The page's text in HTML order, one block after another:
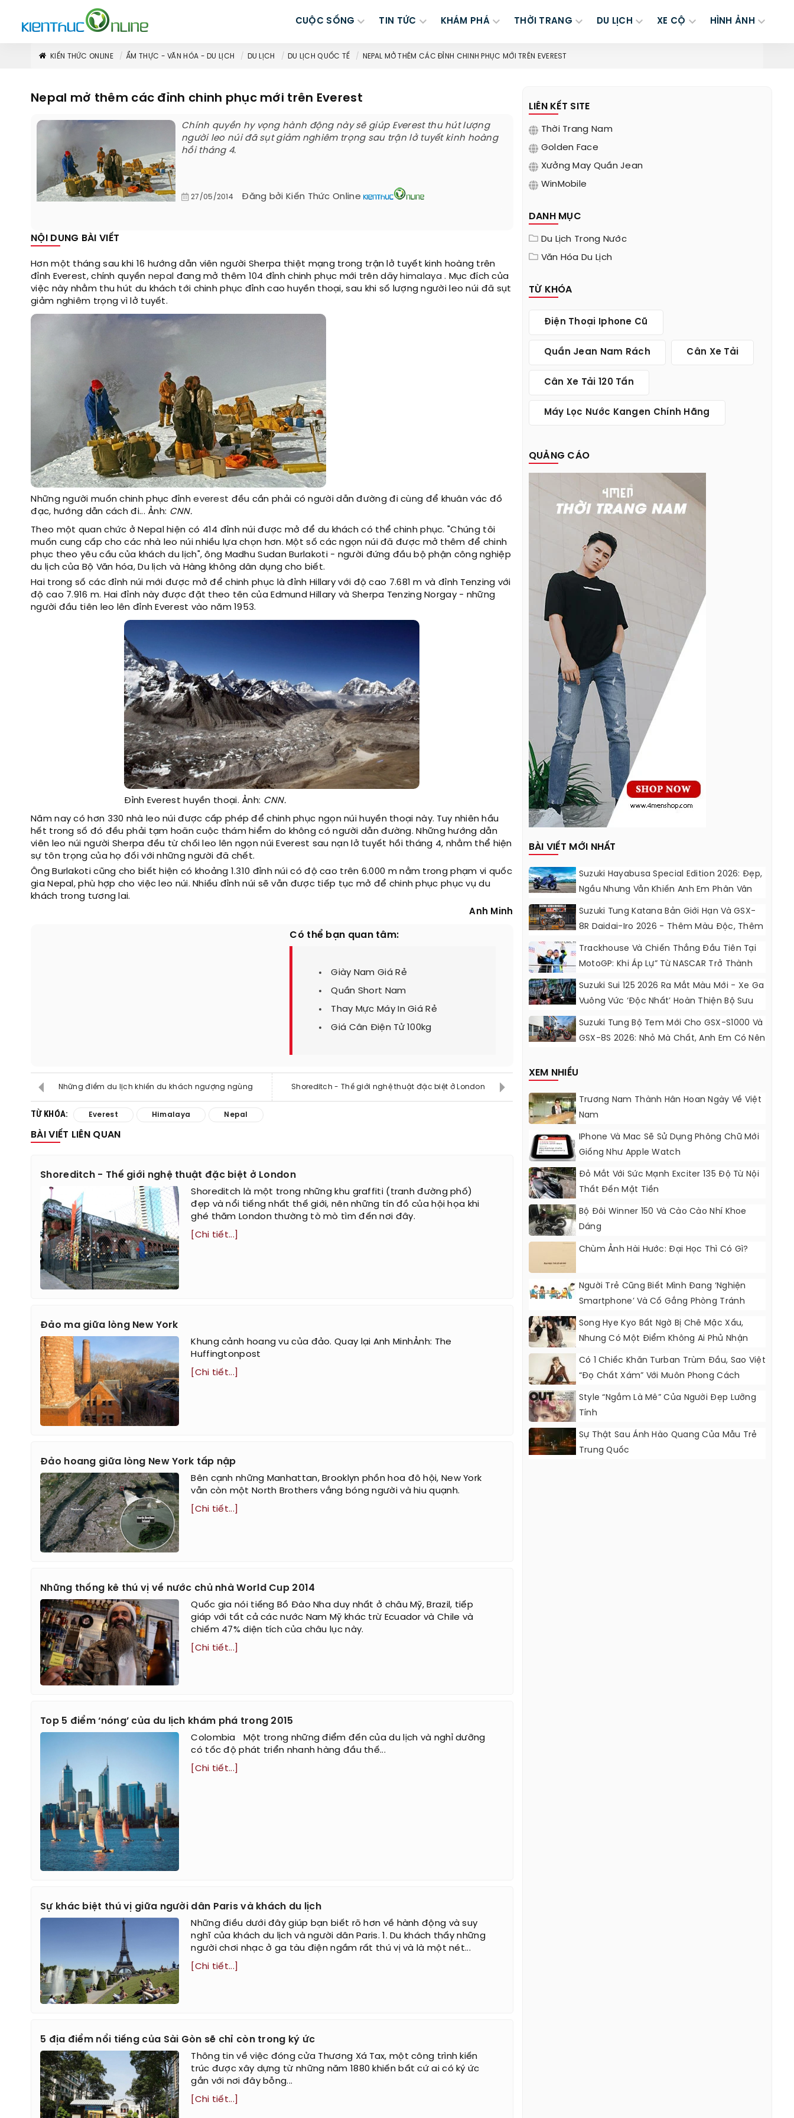
CUỘC SỐNG TIN TỨC KHÁM PHÁ THỜI TRANG DU LỊCH XE CỘ HÌNH ẢNH
KIẾN THỨC ONLINE ẨM THỰC - VĂN HÓA - DU LỊCH DU LỊCH DU LỊCH QUỐC TẾ NEPAL MỞ THÊM CÁC ĐỈNH CHINH PHỤC MỚI TRÊN EVEREST
Nepal mở thêm các đỉnh chinh phục mới trên Everest
Chính quyền hy vọng hành động này sẽ giúp Everest thu hút lượng
người leo núi đã sụt giảm nghiêm trọng sau trận lở tuyết kinh hoàng
hồi tháng 4.
27/05/2014 Đăng bởi Kiến Thức Online
NỘI DUNG BÀI VIẾT
Hơn một tháng sau khi 16 hướng dẫn viên người Sherpa thiệt mạng trong trận lở tuyết kinh hoàng trên
đỉnh Everest, chính quyền nepal đang mở thêm 104 đỉnh chinh phục mới trên dãy himalaya. Mục đích của
việc này nhằm thu hút du khách tới chinh phục đỉnh cao huyền thoại, sau khi số lượng người leo núi đã sụt
giảm nghiêm trọng vì lở tuyết.
Những người muốn chinh phục đỉnheverest đều cần phải có người dẫn đường đi cùng để khuân vác đồ
đạc, hướng dẫn cách đi... Ảnh: CNN.
Theo một quan chức ở Nepal hiện có 414 đỉnh núi được mở để du khách có thể chinh phục. "Chúng tôi
muốn cung cấp cho các nhà leo núi nhiều lựa chọn hơn. Một số các ngọn núi đã được mở thêm để chinh
phục theo yêu cầu của khách du lịch", ông Madhu Sudan Burlakoti - người đứng đầu bộ phận công nghiệp
du lịch của Bộ Văn hóa, Du lịch và Hàng không dân dụng cho biết.
Hai trong số các đỉnh núi mới được mở để chinh phục là đỉnh Hillary với độ cao 7.681 m và đỉnh Tenzing với
độ cao 7.916 m. Hai đỉnh này được đặt theo tên của Edmund Hillary và Sherpa Tenzing Norgay - những
người đầu tiên leo lên đỉnh Everest vào năm 1953.
Đỉnh Everest huyền thoại. Ảnh: CNN.
Năm nay có hơn 330 nhà leo núi được cấp phép để chinh phục ngọn núi huyền thoại này. Tuy nhiên hầu
hết trong số đó đều phải tạm hoãn cuộc thám hiểm do không có người dẫn đường. Những hướng dẫn
viên leo núi người Sherpa đều từ chối leo lên ngọn núi Everest sau nạn lở tuyết hồi tháng 4, nhằm thể hiện
sự tôn trọng của họ đối với những người đã chết.
Ông Burlakoti cũng cho biết hiện có khoảng 1.310 đỉnh núi có độ cao trên 6.000 m nằm trong phạm vi quốc
gia Nepal, phù hợp cho việc leo núi. Nhiều đỉnh núi sẽ vẫn được tiếp tục mở để chinh phục phục vụ du
khách trong tương lai.
Anh Minh
Có thể bạn quan tâm:
Giày Nam Giá Rẻ
Quần Short Nam
Thay Mực Máy In Giá Rẻ
Giá Cân Điện Tử 100kg
Những điểm du lịch khiến du khách ngượng ngùng Shoreditch - Thế giới nghệ thuật đặc biệt ở London
TỪ KHÓA: Everest Himalaya Nepal
BÀI VIẾT LIÊN QUAN
Shoreditch - Thế giới nghệ thuật đặc biệt ở London
Shoreditch là một trong những khu graffiti (tranh đường phố)
đẹp và nổi tiếng nhất thế giới, nên những tín đồ của hội họa khi
ghé thăm London thường tò mò tìm đến nơi đây.
[Chi tiết...]
Đảo ma giữa lòng New York
Khung cảnh hoang vu của đảo. Quay lại Anh MinhẢnh: The
Huffingtonpost
[Chi tiết...]
Đảo hoang giữa lòng New York tấp nập
Bên cạnh những Manhattan, Brooklyn phồn hoa đô hội, New York
vẫn còn một North Brothers vắng bóng người và hiu quạnh.
[Chi tiết...]
Những thống kê thú vị về nước chủ nhà World Cup 2014
Quốc gia nói tiếng Bồ Đào Nha duy nhất ở châu Mỹ, Brazil, tiếp
giáp với tất cả các nước Nam Mỹ khác trừ Ecuador và Chile và
chiếm 47% diện tích của châu lục này.
[Chi tiết...]
Top 5 điểm ‘nóng’ của du lịch khám phá trong 2015
Colombia Một trong những điểm đến của du lịch và nghỉ dưỡng
có tốc độ phát triển nhanh hàng đầu thế...
[Chi tiết...]
Sự khác biệt thú vị giữa người dân Paris và khách du lịch
Những điều dưới đây giúp bạn biết rõ hơn về hành động và suy
nghĩ của khách du lịch và người dân Paris. 1. Du khách thấy những
người chơi nhạc ở ga tàu điện ngầm rất thú vị và là một nét...
[Chi tiết...]
5 địa điểm nổi tiếng của Sài Gòn sẽ chỉ còn trong ký ức
Thông tin về việc đóng cửa Thương Xá Tax, một công trình kiến
trúc được xây dựng từ những năm 1880 khiến bất cứ ai có ký ức
gắn với nơi đây bỗng...
[Chi tiết...]
LIÊN KẾT SITE
Thời Trang Nam
Golden Face
Xưởng May Quần Jean
WinMobile
DANH MỤC
Du Lịch Trong Nước
Văn Hóa Du Lịch
TỪ KHÓA
Điện Thoại Iphone Cũ
Quần Jean Nam Rách Cân Xe Tải
Cân Xe Tải 120 Tấn
Máy Lọc Nước Kangen Chính Hãng
QUẢNG CÁO
BÀI VIẾT MỚI NHẤT
Suzuki Hayabusa Special Edition 2026: Đẹp,
Ngầu Nhưng Vẫn Khiến Anh Em Phân Vân
Suzuki Tung Katana Bản Giới Hạn Và GSX-
8R Daidai-Iro 2026 - Thêm Màu Độc, Thêm
Đồ Chơi, Thêm Cá Tính
Trackhouse Và Chiến Thắng Đầu Tiên Tại
MotoGP: Khi Áp Lự” Từ NASCAR Trở Thành
Động Lực Ngọt Ngào
Suzuki Sui 125 2026 Ra Mắt Màu Mới - Xe Ga
Vuông Vức ‘độc Nhất’ Hoàn Thiện Bộ Sưu
Tập 7 Sắc Cầu Vồng
Suzuki Tung Bộ Tem Mới Cho GSX-S1000 Và
GSX-8S 2026: Nhỏ Mà Chất, Anh Em Có Nên
XEM NHIỀU
Trương Nam Thành Hân Hoan Ngày Về Việt
Nam
IPhone Và Mac Sẽ Sử Dụng Phông Chữ Mới
Giống Như Apple Watch
Đỏ Mắt Với Sức Mạnh Exciter 135 Độ Từ Nội
Thất Đến Mặt Tiền
Bộ Đôi Winner 150 Và Cào Cào Nhí Khoe
Dáng
Chùm Ảnh Hài Hước: Đại Học Thì Có Gì?
Người Trẻ Cũng Biết Mình Đang ‘nghiện
Smartphone’ Và Cố Gắng Phòng Tránh
Song Hye Kyo Bất Ngờ Bị Chê Mặc Xấu,
Nhưng Có Một Điểm Không Ai Phủ Nhận
Được
Có 1 Chiếc Khăn Turban Trùm Đầu, Sao Việt
“đọ Chất Xám” Với Muôn Phong Cách
Style “ngắm Là Mê” Của Người Đẹp Lưỡng
Tính
Sự Thật Sau Ánh Hào Quang Của Mẫu Trẻ
Trung Quốc